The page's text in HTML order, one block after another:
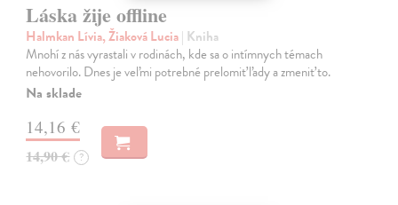
Láska žije offline
Halmkan Lívia, Žiaková Lucia| Kniha
Mnohí z nás vyrastali v rodinách, kde sa o intímnych témach
nehovorilo. Dnes je veľmi potrebné prelomiť ľady a zmeniť to.
Na sklade
14,16 €
14,90 € ?